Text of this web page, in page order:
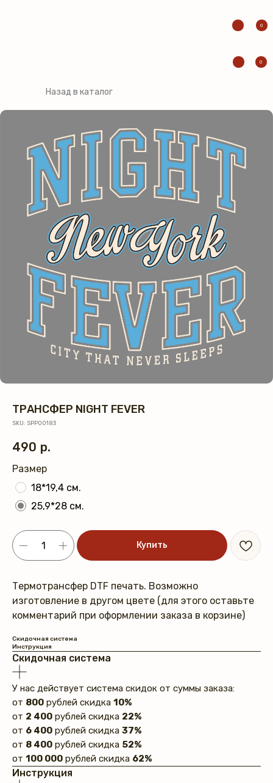
0
0
Назад в каталог
ТРАНСФЕР NIGHT FEVER
SKU: SPP00183
490 р.
Размер
18*19,4 см.
25,9*28 см.
Купить
Термотрансфер DTF печать. Возможно
изготовление в другом цвете (для этого оставьте
комментарий при оформлении заказа в корзине)
Скидочная система
Инструкция
Скидочная система
У нас действует система скидок от суммы заказа:
от 800 рублей скидка 10%
от 2 400 рублей скидка 22%
от 6 400 рублей скидка 37%
от 8 400 рублей скидка 52%
от 100 000 рублей скидка 62%
Инструкция